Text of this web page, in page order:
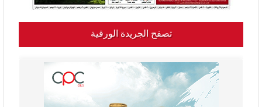
تصفح الجريدة الورقية